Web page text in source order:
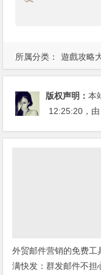
所属分类： 遊戲攻略
版权声明：本
12:25:20 ，
外贸邮件营销的免费
满快发：群发邮件不担